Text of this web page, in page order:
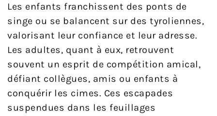
Les enfants franchissent des ponts de
singe ou se balancent sur des tyroliennes,
valorisant leur confiance et leur adresse.
Les adultes, quant à eux, retrouvent
souvent un esprit de compétition amical,
défiant collègues, amis ou enfants à
conquérir les cimes. Ces escapades
suspendues dans les feuillages